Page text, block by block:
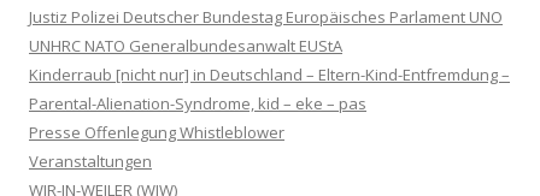
Justiz Polizei Deutscher Bundestag Europäisches Parlament UNO
UNHRC NATO Generalbundesanwalt EUStA
Kinderraub [nicht nur] in Deutschland – Eltern-Kind-Entfremdung –
Parental-Alienation-Syndrome, kid – eke – pas
Presse Offenlegung Whistleblower
Veranstaltungen
WIR-IN-WEILER (WIW)